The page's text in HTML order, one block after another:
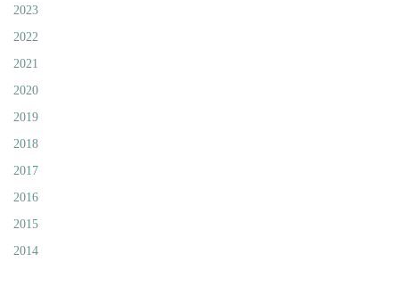
2023
2022
2021
2020
2019
2018
2017
2016
2015
2014